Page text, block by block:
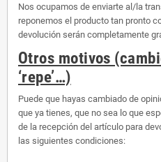
Nos ocupamos de enviarte al/la
reponemos el producto tan pronto
devolución serán completamente
Otros motivos
‘repe’…)
Puede que hayas cambiado de
que ya tienes, que no sea lo que
de la recepción del artículo para
las siguientes condiciones: